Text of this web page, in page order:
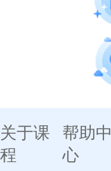
关于课
程
帮助中
心